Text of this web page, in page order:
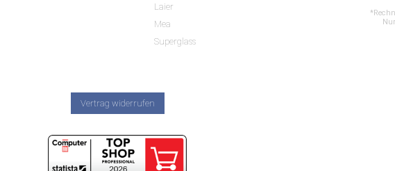
Laier
Mea
Superglass
Vertrag widerrufen